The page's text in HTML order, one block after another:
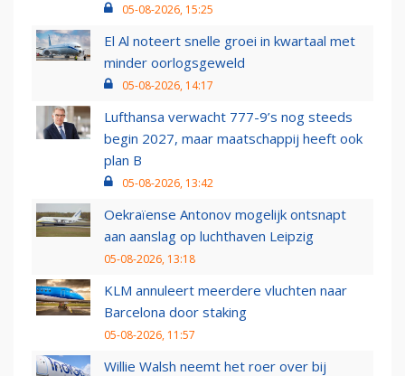
05-08-2026, 15:25
El Al noteert snelle groei in kwartaal met
minder oorlogsgeweld
05-08-2026, 14:17
Lufthansa verwacht 777-9’s nog steeds
begin 2027, maar maatschappij heeft ook
plan B
05-08-2026, 13:42
Oekraïense Antonov mogelijk ontsnapt
aan aanslag op luchthaven Leipzig
05-08-2026, 13:18
KLM annuleert meerdere vluchten naar
Barcelona door staking
05-08-2026, 11:57
Willie Walsh neemt het roer over bij